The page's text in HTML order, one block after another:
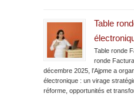
Table
Table ronde
ronde
décembre 2025, l’Ajpme a
électronique : un virage
réforme, opportunités et